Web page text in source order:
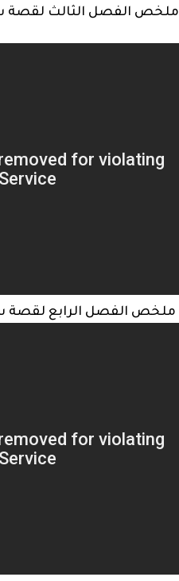
ملخص الفصل الثالث لقصة
ملخص الفصل الرابع لقصة